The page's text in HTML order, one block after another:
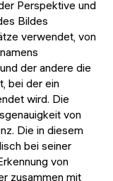
Perspektive und
Bildes
verwendet, von
der andere die
bei der ein
wird. Die
von
Die in diesem
bei seiner
von
zusammen mit